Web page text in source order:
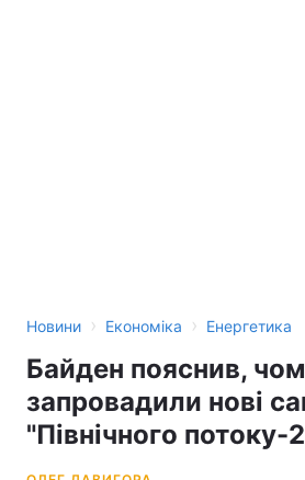
Новини › Економіка › Енергетика
Байден пояснив,
запровадили нові
"Північного потоку-